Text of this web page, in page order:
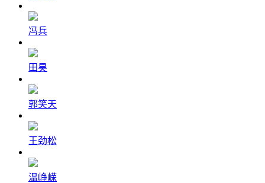
冯兵
田昊
郭笑天
王劲松
温峥嵘